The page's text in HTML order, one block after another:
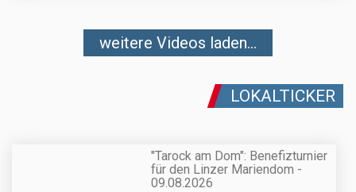
weitere Videos laden...
LOKALTICKER
"Tarock am Dom": Benefizturnier
für den Linzer Mariendom -
09.08.2026